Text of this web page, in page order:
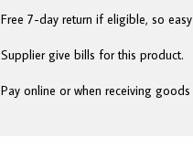
Free 7-day return if eligible, so easy
Supplier give bills for this product.
Pay online or when receiving goods